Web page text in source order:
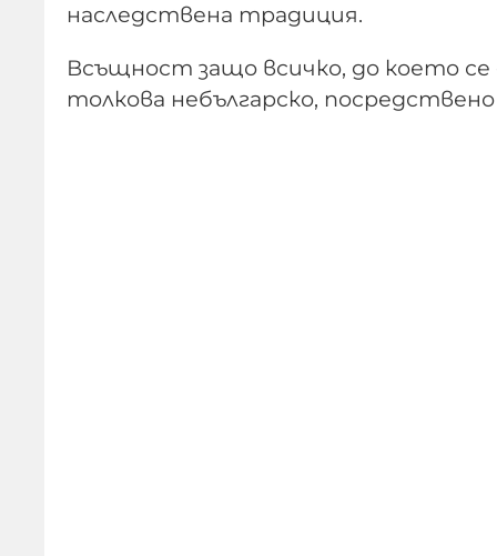
наследствена традиция.
Всъщност защо всичко, до което
толкова небългарско, посредствено